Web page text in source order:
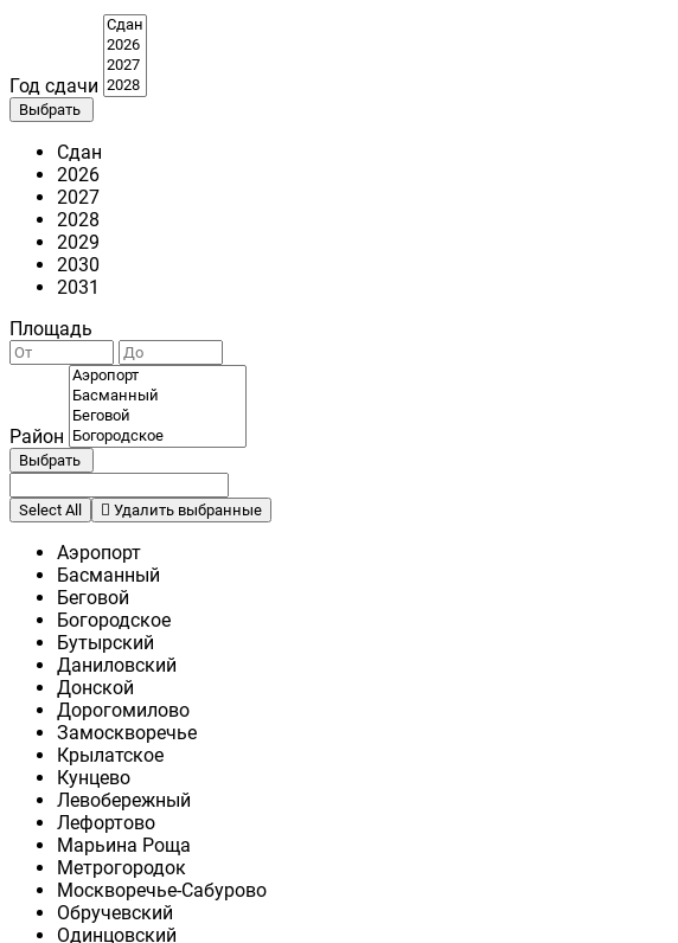
Год сдачи
Выбрать
Сдан
2026
2027
2028
2029
2030
2031
Площадь
Район
Выбрать
Select All Удалить выбранные
Аэропорт
Басманный
Беговой
Богородское
Бутырский
Даниловский
Донской
Дорогомилово
Замоскворечье
Крылатское
Кунцево
Левобережный
Лефортово
Марьина Роща
Метрогородок
Москворечье-Сабурово
Обручевский
Одинцовский